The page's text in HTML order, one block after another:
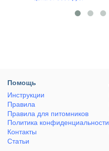
Помощь
Инструкции
Правила
Правила для питомников
Политика конфиденциальности
Контакты
Статьи